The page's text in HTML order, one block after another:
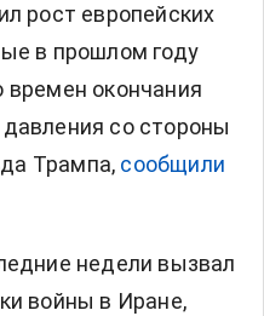
рост европейских
в прошлом году
времен окончания
со стороны
Трампа, сообщили
недели вызвал
войны в Иране,